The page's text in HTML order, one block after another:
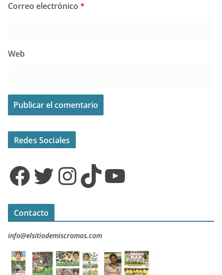
Correo electrónico *
Web
Redes Sociales
Facebook Twitter InstagramTikTok YouTube
Contacto
info@elsitiodemiscromos.com